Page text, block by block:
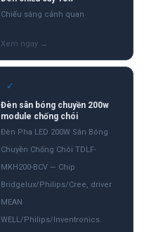
Chiếu sáng cảnh quan
✓
Đèn sân bóng chuyền 200w
module chống chói
Đèn Pha LED 200W Sân Bóng
Chuyền Chống Chói TDLF-
MKH200-BCV — Chip
Bridgelux/Philips/Cree, driver
MEAN
WELL/Philips/Inventronics.